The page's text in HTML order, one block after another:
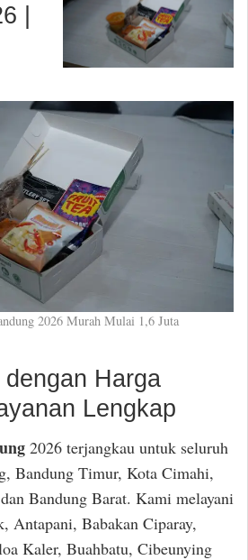
|
2026 Murah Mulai 1,6 Juta
Harga
Lengkap
2026 terjangkau untuk seluruh
Bandung Timur, Kota Cimahi,
Bandung Barat. Kami melayani
Antapani, Babakan Ciparay,
Kaler, Buahbatu, Cibeunying